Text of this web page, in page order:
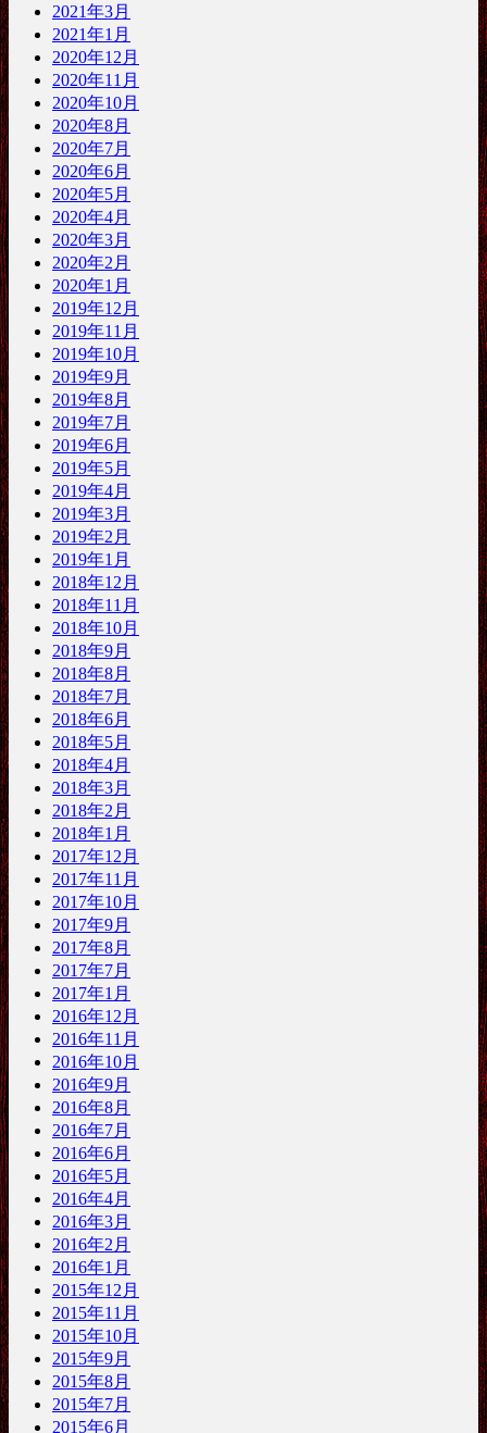
2021年3月
2021年1月
2020年12月
2020年11月
2020年10月
2020年8月
2020年7月
2020年6月
2020年5月
2020年4月
2020年3月
2020年2月
2020年1月
2019年12月
2019年11月
2019年10月
2019年9月
2019年8月
2019年7月
2019年6月
2019年5月
2019年4月
2019年3月
2019年2月
2019年1月
2018年12月
2018年11月
2018年10月
2018年9月
2018年8月
2018年7月
2018年6月
2018年5月
2018年4月
2018年3月
2018年2月
2018年1月
2017年12月
2017年11月
2017年10月
2017年9月
2017年8月
2017年7月
2017年1月
2016年12月
2016年11月
2016年10月
2016年9月
2016年8月
2016年7月
2016年6月
2016年5月
2016年4月
2016年3月
2016年2月
2016年1月
2015年12月
2015年11月
2015年10月
2015年9月
2015年8月
2015年7月
2015年6月